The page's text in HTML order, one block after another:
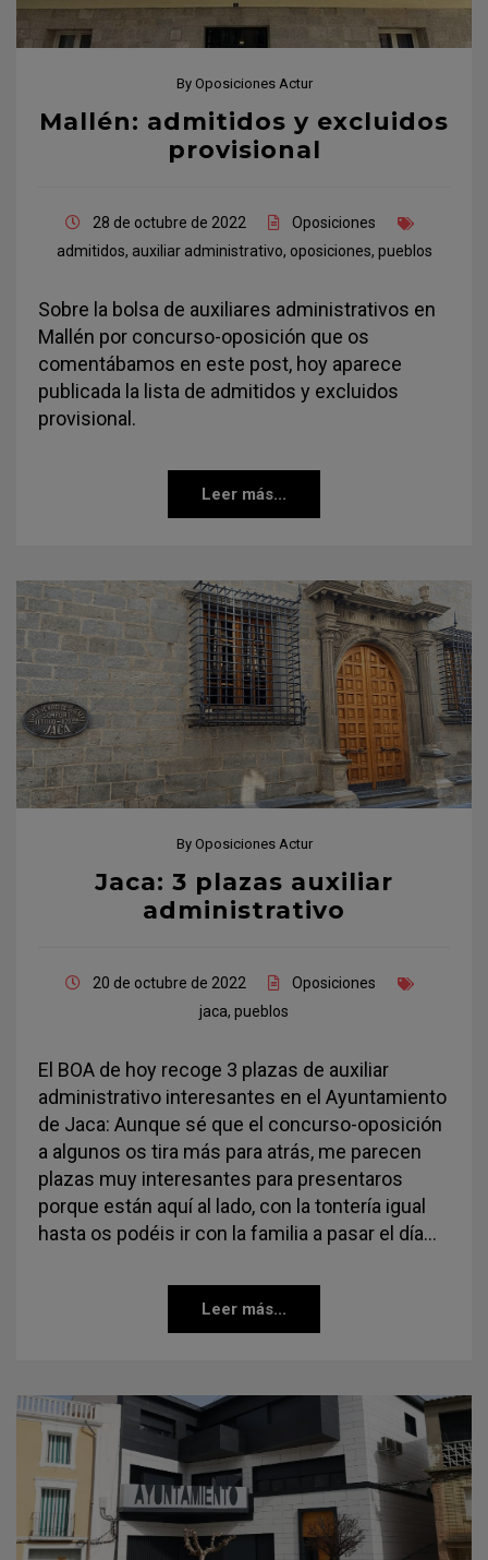
By Oposiciones Actur
Mallén: admitidos y excluidos
provisional
28 de octubre de 2022
Oposiciones
admitidos, auxiliar administrativo, oposiciones, pueblos
Sobre la bolsa de auxiliares administrativos en
Mallén por concurso-oposición que os
comentábamos en este post, hoy aparece
publicada la lista de admitidos y excluidos
provisional.
Leer más...
By Oposiciones Actur
Jaca: 3 plazas auxiliar
administrativo
20 de octubre de 2022
Oposiciones
jaca, pueblos
El BOA de hoy recoge 3 plazas de auxiliar
administrativo interesantes en el Ayuntamiento
de Jaca: Aunque sé que el concurso-oposición
a algunos os tira más para atrás, me parecen
plazas muy interesantes para presentaros
porque están aquí al lado, con la tontería igual
hasta os podéis ir con la familia a pasar el día…
Leer más...